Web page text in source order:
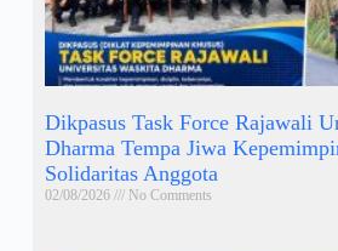
Dikpasus Task Force Rajawali
Dharma Tempa Jiwa
Solidaritas Anggota
02/08/2026 No Comments